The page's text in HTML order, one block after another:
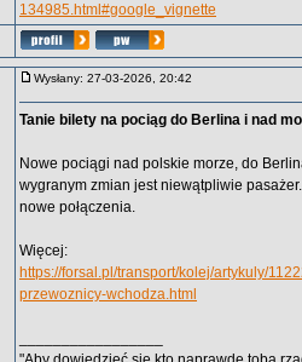
134985.html#google_vignette
Wysłany: 27-03-2026, 20:42
Tanie bilety na pociąg do Berlina i nad
Nowe pociągi nad polskie morze, do
wygranym zmian jest niewątpliwie
nowe połączenia.
Więcej:
https://forsal.pl/transport/kolej/artykuly/
przewoznicy-wchodza.html